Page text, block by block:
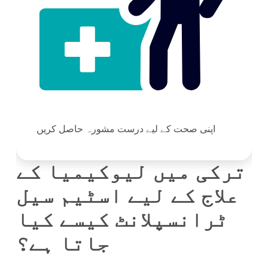
اپنی صحت کے لیے درست مشورہ حاصل کریں
ترکی میں لیوکیمیا کے
علاج کے لیے اسٹیم سیل
ٹرانسپلانٹ کیسے کیا
جاتا ہے؟